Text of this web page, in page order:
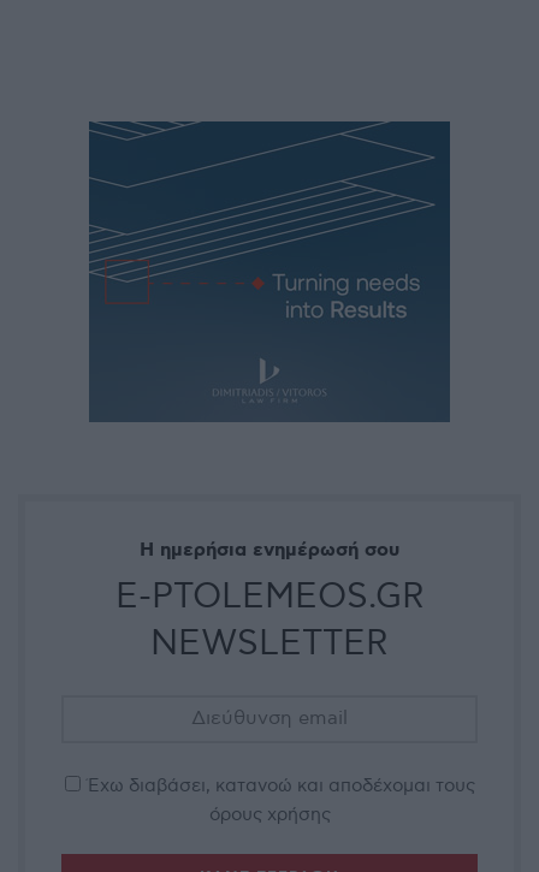
Η ημερήσια ενημέρωσή σου
E-PTOLEMEOS.GR
NEWSLETTER
Έχω διαβάσει, κατανοώ και αποδέχομαι τους
όρους χρήσης